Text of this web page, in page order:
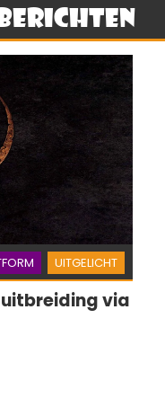
UITGELICHT
via